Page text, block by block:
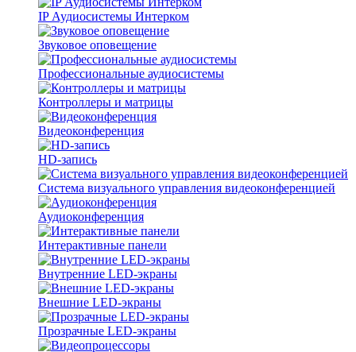
IP Аудиосистемы Интерком
Звуковое оповещение
Профессиональные аудиосистемы
Контроллеры и матрицы
Видеоконференция
HD-запись
Система визуального управления видеоконференцией
Аудиоконференция
Интерактивные панели
Внутренние LED-экраны
Внешние LED-экраны
Прозрачные LED-экраны